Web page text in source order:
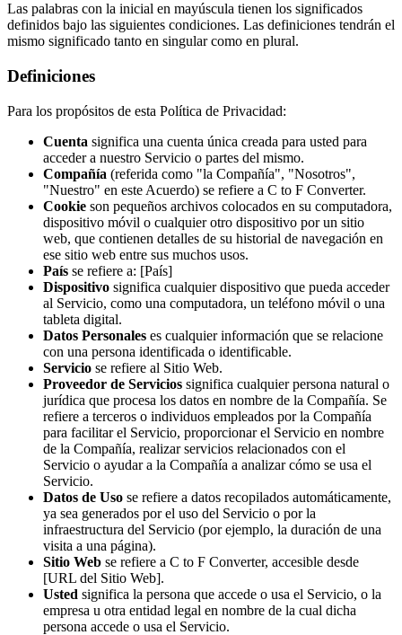
Las palabras con la inicial en mayúscula tienen los significados
definidos bajo las siguientes condiciones. Las definiciones tendrán el
mismo significado tanto en singular como en plural.
Definiciones
Para los propósitos de esta Política de Privacidad:
Cuenta significa una cuenta única creada para usted para
acceder a nuestro Servicio o partes del mismo.
Compañía (referida como "la Compañía", "Nosotros",
"Nuestro" en este Acuerdo) se refiere a C to F Converter.
Cookie son pequeños archivos colocados en su computadora,
dispositivo móvil o cualquier otro dispositivo por un sitio
web, que contienen detalles de su historial de navegación en
ese sitio web entre sus muchos usos.
País se refiere a: [País]
Dispositivo significa cualquier dispositivo que pueda acceder
al Servicio, como una computadora, un teléfono móvil o una
tableta digital.
Datos Personales es cualquier información que se relacione
con una persona identificada o identificable.
Servicio se refiere al Sitio Web.
Proveedor de Servicios significa cualquier persona natural o
jurídica que procesa los datos en nombre de la Compañía. Se
refiere a terceros o individuos empleados por la Compañía
para facilitar el Servicio, proporcionar el Servicio en nombre
de la Compañía, realizar servicios relacionados con el
Servicio o ayudar a la Compañía a analizar cómo se usa el
Servicio.
Datos de Uso se refiere a datos recopilados automáticamente,
ya sea generados por el uso del Servicio o por la
infraestructura del Servicio (por ejemplo, la duración de una
visita a una página).
Sitio Web se refiere a C to F Converter, accesible desde
[URL del Sitio Web].
Usted significa la persona que accede o usa el Servicio, o la
empresa u otra entidad legal en nombre de la cual dicha
persona accede o usa el Servicio.